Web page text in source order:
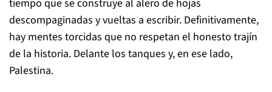
tiempo que se construye al alero de hojas
descompaginadas y vueltas a escribir. Definitivamente,
hay mentes torcidas que no respetan el honesto trajín
de la historia. Delante los tanques y, en ese lado,
Palestina.